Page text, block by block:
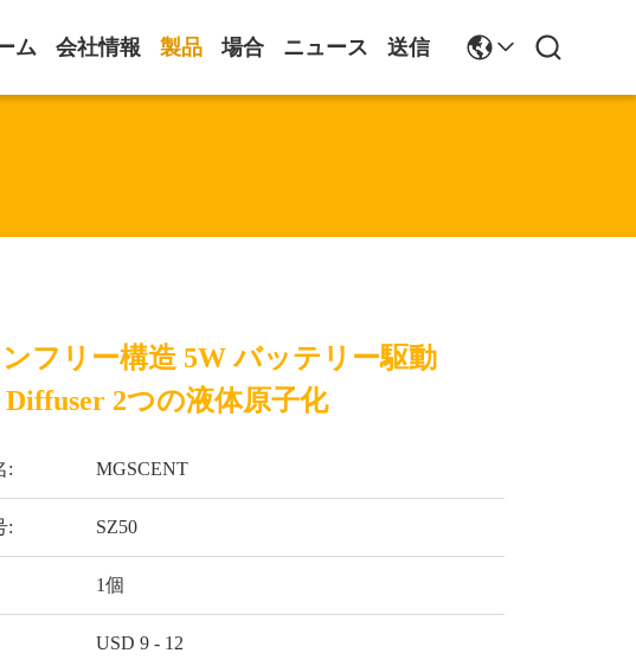
ム 会社情報 製品 場合 ニュース 送信
フリー構造 5W バッテリー駆動
2つの液体原子化
: MGSCENT
: SZ50
1個
USD 9 - 12